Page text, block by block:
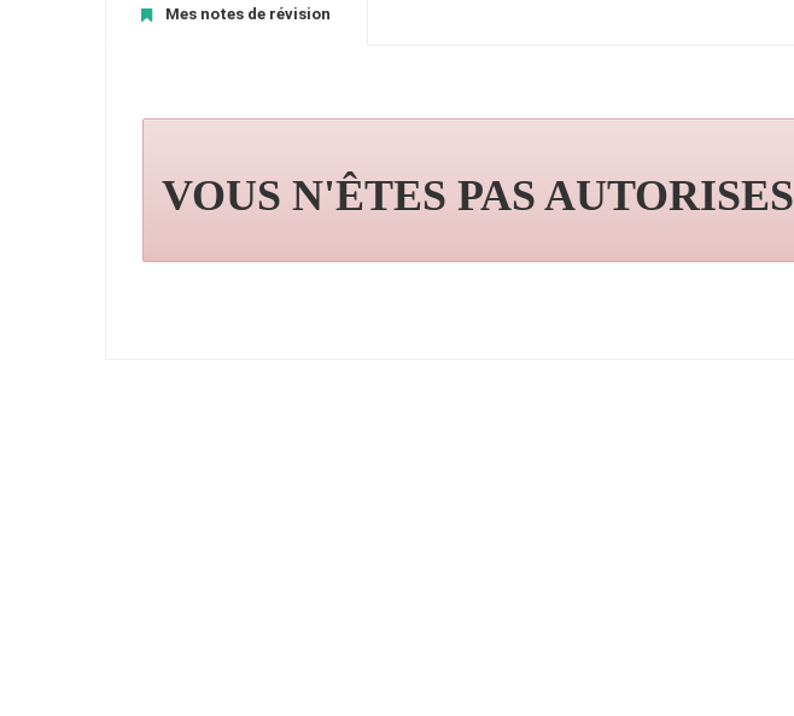
Mes notes de révision
VOUS N'ÊTES PAS AUTORISES